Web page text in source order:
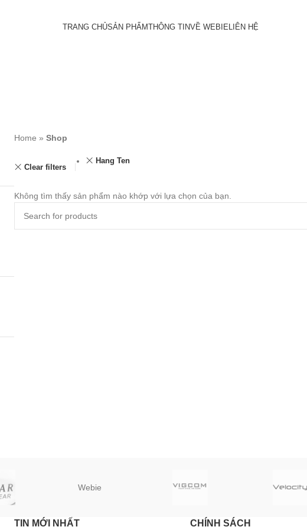
TRANG CHỦSẢN PHẨMTHÔNG TINVỀ WEBIELIÊN HỆ
Home » Shop
Clear filters
Hang Ten
Không tìm thấy sản phẩm nào khớp với lựa chọn của bạn.
Webie
TIN MỚI NHẤT CHÍNH SÁCH